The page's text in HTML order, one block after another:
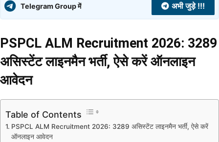
Telegram Group में अभी जुड़े !!!
PSPCL ALM Recruitment 2026: 3289
असिस्टेंट लाइनमैन भर्ती, ऐसे करें ऑनलाइन
आवेदन
Table of Contents
PSPCL ALM Recruitment 2026: 3289 असिस्टेंट लाइनमैन भर्ती, ऐसे करें
ऑनलाइन आवेदन